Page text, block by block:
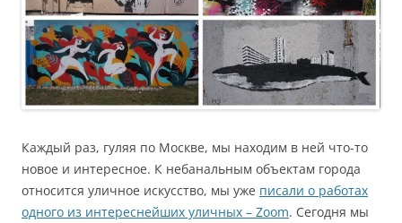
Каждый раз, гуляя по Москве, мы находим в ней что-то
новое и интересное. К небанальным объектам города
относится уличное искусство, мы уже писали о работах
одного из интереснейших уличных – Zoom. Сегодня мы